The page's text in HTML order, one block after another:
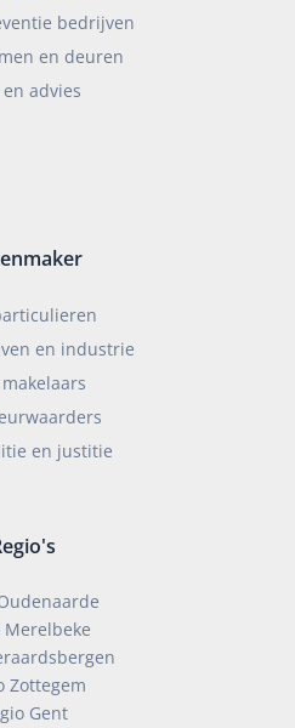
bedrijven
en deuren
advies
en industrie
en justitie
Merelbeke
Zottegem
Gent